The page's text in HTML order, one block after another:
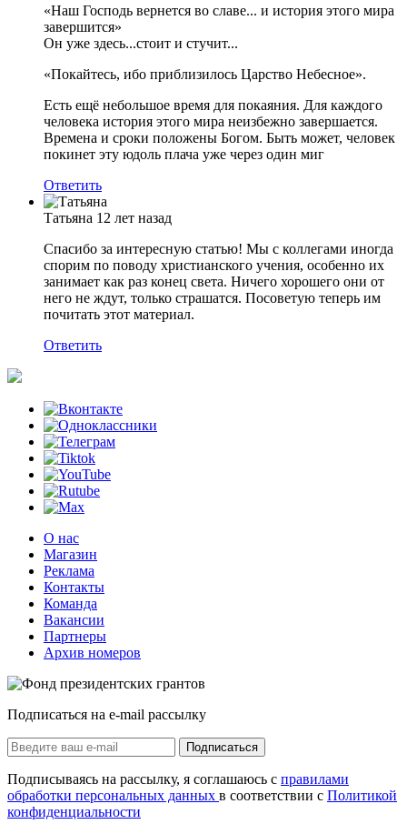
«Наш Господь вернется во славе... и история этого мира
завершится»
Он уже здесь...стоит и стучит...
«Покайтесь, ибо приблизилось Царство Небесное».
Есть ещё небольшое время для покаяния. Для каждого
человека история этого мира неизбежно завершается.
Времена и сроки положены Богом. Быть может, человек
покинет эту юдоль плача уже через один миг
Ответить
Татьяна 12 лет назад
Спасибо за интересную статью! Мы с коллегами иногда
спорим по поводу христианского учения, особенно их
занимает как раз конец света. Ничего хорошего они от
него не ждут, только страшатся. Посоветую теперь им
почитать этот материал.
Ответить
О нас
Магазин
Реклама
Контакты
Команда
Вакансии
Партнеры
Архив номеров
Подписаться на e-mail рассылку
Подписаться
Подписываясь на рассылку, я соглашаюсь с правилами
обработки персональных данных в соответствии с Политикой
конфиденциальности